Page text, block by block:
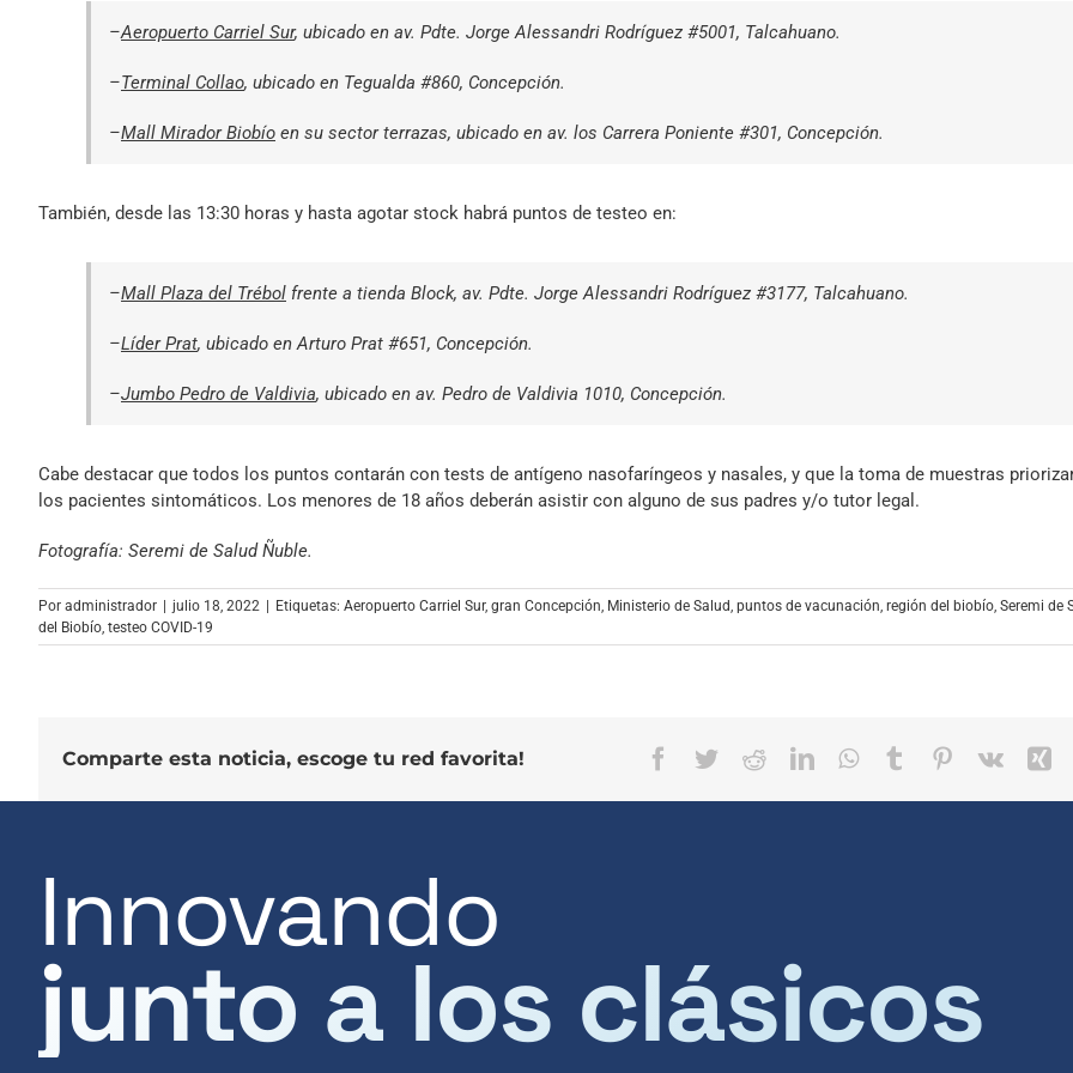
–Aeropuerto Carriel Sur, ubicado en av. Pdte. Jorge Alessandri Rodríguez #5001, Talcahuano.
–Terminal Collao, ubicado en Tegualda #860, Concepción.
–Mall Mirador Biobío en su sector terrazas, ubicado en av. los Carrera Poniente #301, Concepción.
También, desde las 13:30 horas y hasta agotar stock habrá puntos de testeo en:
–Mall Plaza del Trébol frente a tienda Block, av. Pdte. Jorge Alessandri Rodríguez #3177, Talcahuano.
–Líder Prat, ubicado en Arturo Prat #651, Concepción.
–Jumbo Pedro de Valdivia, ubicado en av. Pedro de Valdivia 1010, Concepción.
Cabe destacar que todos los puntos contarán con tests de antígeno nasofaríngeos y nasales, y que la toma de muestras
los pacientes sintomáticos. Los menores de 18 años deberán asistir con alguno de sus padres y/o tutor legal.
Fotografía: Seremi de Salud Ñuble.
Por administrador julio 18, 2022 Etiquetas: Aeropuerto Carriel Sur, gran Concepción, Ministerio de Salud, puntos de vacunación, región del biobío, Seremi de
del Biobío, testeo COVID-19
Comparte esta noticia, escoge tu red favorita! Facebook
TwitterRedditLinkedInWhatsApp
TumblrPinterest
Vk
Innovando
junto a los clásicos